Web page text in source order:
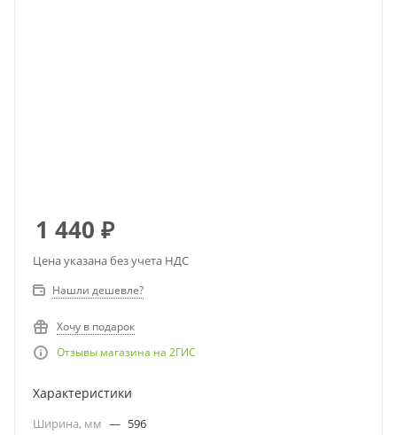
1 440 ₽
Цена указана без учета НДС
Нашли дешевле?
Хочу в подарок
Отзывы магазина на 2ГИС
Характеристики
Ширина, мм — 596